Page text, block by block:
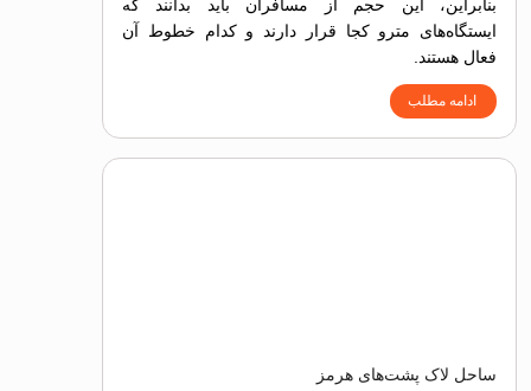
بنابراین، این حجم از مسافران باید بدانند که
ایستگاه‌های مترو کجا قرار دارند و کدام خطوط آن
فعال هستند.
ادامه مطلب
ساحل لاک پشت‌های هرمز